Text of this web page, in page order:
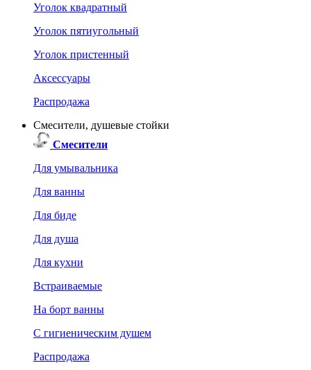
Уголок квадратный
Уголок пятиугольный
Уголок пристенный
Аксессуары
Распродажа
Смесители, душевые стойки
Смесители
Для умывальника
Для ванны
Для биде
Для душа
Для кухни
Встраиваемые
На борт ванны
C гигиеническим душем
Распродажа